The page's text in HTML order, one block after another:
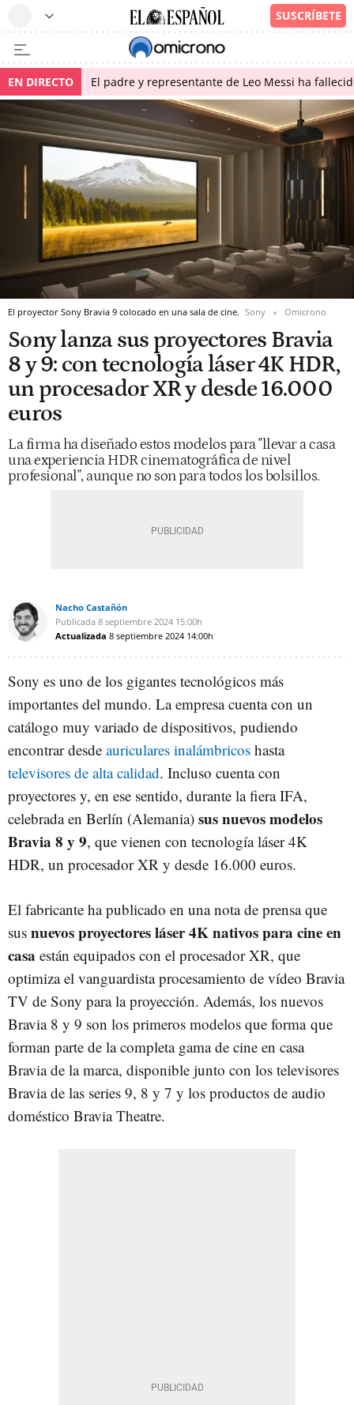
EN DIRECTO El padre y representante de Leo Messi ha
El proyector Sony Bravia 9 colocado en una sala de cine. Sony Omicrono
Sony lanza sus proyectores Bravia
8 y 9: con tecnología láser 4K HDR,
un procesador XR y desde 16.000
euros
La firma ha diseñado estos modelos para "llevar a casa
una experiencia HDR cinematográfica de nivel
profesional", aunque no son para todos los bolsillos.
Nacho Castañón
Publicada 8 septiembre 2024 15:00h
Actualizada 8 septiembre 2024 14:00h
Sony es uno de los gigantes tecnológicos más
importantes del mundo. La empresa cuenta con un
catálogo muy variado de dispositivos, pudiendo
encontrar desde auriculares inalámbricos hasta
televisores de alta calidad. Incluso cuenta con
proyectores y, en ese sentido, durante la fiera IFA,
celebrada en Berlín (Alemania) sus nuevos modelos
Bravia 8 y 9, que vienen con tecnología láser 4K
HDR, un procesador XR y desde 16.000 euros.
El fabricante ha publicado en una nota de prensa que
sus nuevos proyectores láser 4K nativos para cine en
casa están equipados con el procesador XR, que
optimiza el vanguardista procesamiento de vídeo Bravia
TV de Sony para la proyección. Además, los nuevos
Bravia 8 y 9 son los primeros modelos que forma que
forman parte de la completa gama de cine en casa
Bravia de la marca, disponible junto con los televisores
Bravia de las series 9, 8 y 7 y los productos de audio
doméstico Bravia Theatre.